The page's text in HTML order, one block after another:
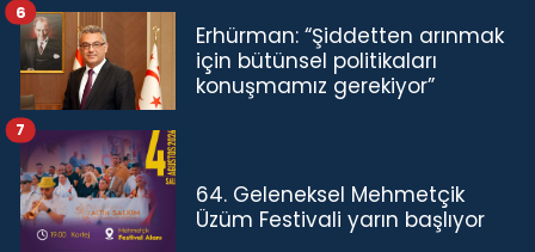
Erhürman: “Şiddetten arınmak
için bütünsel politikaları
konuşmamız gerekiyor”
6
64. Geleneksel Mehmetçik
Üzüm Festivali yarın başlıyor
7